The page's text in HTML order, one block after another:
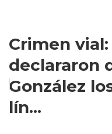
Crimen
declararon
González
lín...